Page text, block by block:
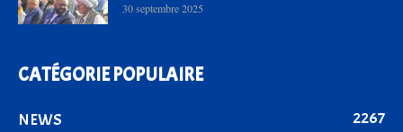
30 septembre 2025
CATÉGORIE POPULAIRE
NEWS
2267